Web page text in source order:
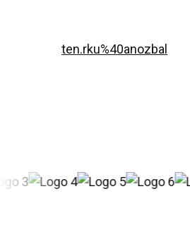
ten.rku%40anozbal